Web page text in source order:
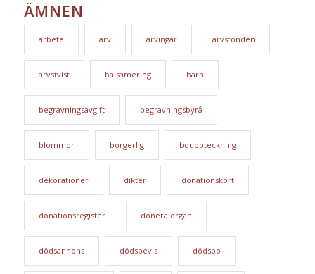
ÄMNEN
arbete arv arvingar arvsfonden
arvstvist balsamering barn
begravningsavgift begravningsbyrå
blommor borgerlig bouppteckning
dekorationer dikter donationskort
donationsregister donera organ
dödsannons dödsbevis dödsbo